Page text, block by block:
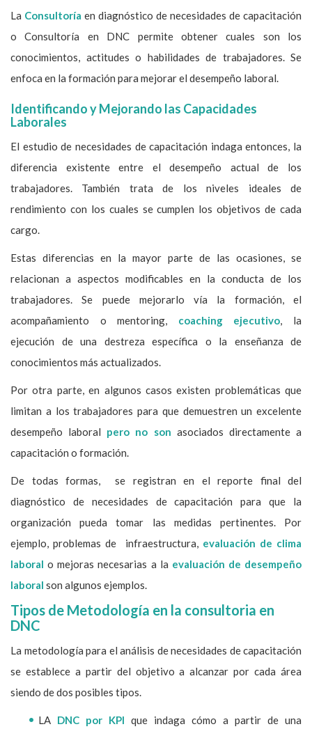
La Consultoría en diagnóstico de necesidades de capacitación
o Consultoría en DNC permite obtener cuales son los
conocimientos, actitudes o habilidades de trabajadores. Se
enfoca en la formación para mejorar el desempeño laboral.
Identificando y Mejorando las Capacidades
Laborales
El estudio de necesidades de capacitación indaga entonces, la
diferencia existente entre el desempeño actual de los
trabajadores. También trata de los niveles ideales de
rendimiento con los cuales se cumplen los objetivos de cada
cargo.
Estas diferencias en la mayor parte de las ocasiones, se
relacionan a aspectos modificables en la conducta de los
trabajadores. Se puede mejorarlo vía la formación, el
acompañamiento o mentoring, coaching ejecutivo, la
ejecución de una destreza específica o la enseñanza de
conocimientos más actualizados.
Por otra parte, en algunos casos existen problemáticas que
limitan a los trabajadores para que demuestren un excelente
desempeño laboral pero no son asociados directamente a
capacitación o formación.
De todas formas, se registran en el reporte final del
diagnóstico de necesidades de capacitación para que la
organización pueda tomar las medidas pertinentes. Por
ejemplo, problemas de infraestructura, evaluación de clima
laboral o mejoras necesarias a la evaluación de desempeño
laboral son algunos ejemplos.
Tipos de Metodología en la consultoria en
DNC
La metodología para el análisis de necesidades de capacitación
se establece a partir del objetivo a alcanzar por cada área
siendo de dos posibles tipos.
LA DNC por KPI que indaga cómo a partir de una